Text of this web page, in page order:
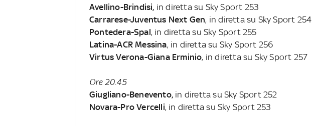
Avellino-Brindisi, in diretta su Sky Sport 253
Carrarese-Juventus Next Gen, in diretta su Sky Sport 254
Pontedera-Spal, in diretta su Sky Sport 255
Latina-ACR Messina, in diretta su Sky Sport 256
Virtus Verona-Giana Erminio, in diretta su Sky Sport 257
Ore 20.45
Giugliano-Benevento, in diretta su Sky Sport 252
Novara-Pro Vercelli, in diretta su Sky Sport 253